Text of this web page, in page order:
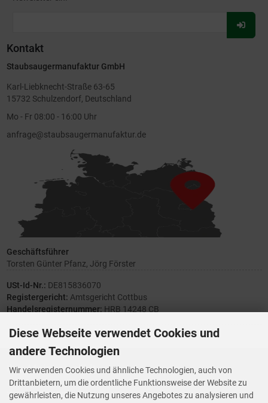
Für
Kontakt
Staubsaugermanufaktur GmbH
Karl-Liebknecht-Straße 63-65
15732 Schulzendorf, Deutschland
Mo - Fr 08:00 - 16:00 Uhr
anfrage@staubsaugermanufaktur.de
Geschäftsführer
Torsten Günter Pfanz, Jörg Förster
USt-Id-Nr.: DE815836070
Registergericht: Amtsgericht Cottbus
Handelsregisternummer: HRB 14248 CB
Ihre Meinung zählt
Vorwerk Ersatzteile
Diese Webseite verwendet Cookies und
andere Technologien
Wir verwenden Cookies und ähnliche Technologien, auch von
Drittanbietern, um die ordentliche Funktionsweise der Website zu
gewährleisten, die Nutzung unseres Angebotes zu analysieren und